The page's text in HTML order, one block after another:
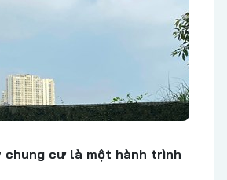
chung cư là một hành trình